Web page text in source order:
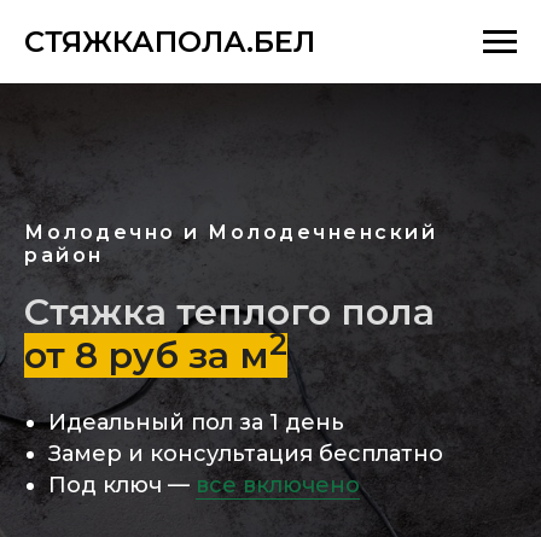
СТЯЖКАПОЛА.БЕЛ
Молодечно и Молодечненский
район
Стяжка теплого пола
от 8 руб за м2
Идеальный пол за 1 день
Замер и консультация бесплатно
Под ключ — все включено